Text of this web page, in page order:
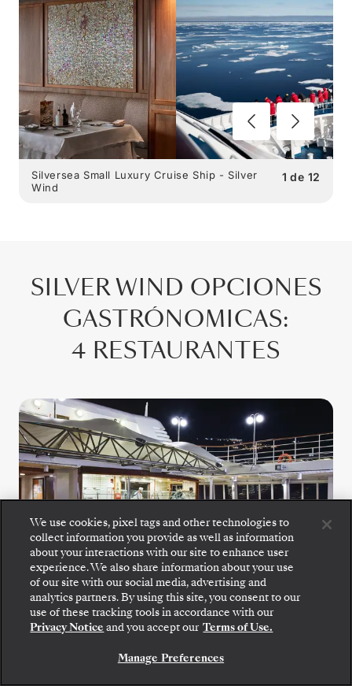
1 de 12
Silversea Small Luxury Cruise Ship - Silver
Wind
SILVER WIND OPCIONES
GASTRÓNOMICAS:
4 RESTAURANTES
The Grill
Suba a bordo: elija su suite y revise las tarifas y los
servicios incluidos antes de confirmar de forma
segura su viaje con Silversea.
RESERVE SU SUITE
We use cookies, pixel tags and other technologies to
collect information you provide as well as information
about your interactions with our site to enhance user
experience. We also share information about your use
of our site with our social media, advertising and
analytics partners. By using this site, you consent to our
use of these tracking tools in accordance with our
Privacy Notice and you accept our Terms of Use.
Manage Preferences